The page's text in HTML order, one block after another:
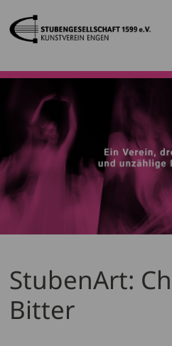
StubenArt:
Bitter